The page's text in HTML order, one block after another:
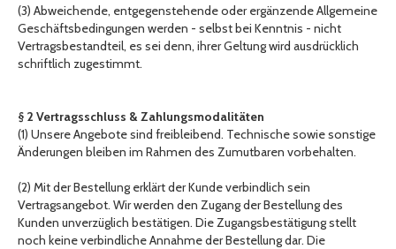
(3) Abweichende, entgegenstehende oder ergänzende Allgemeine
Geschäftsbedingungen werden - selbst bei Kenntnis - nicht
Vertragsbestandteil, es sei denn, ihrer Geltung wird ausdrücklich
schriftlich zugestimmt.
§ 2 Vertragsschluss & Zahlungsmodalitäten
(1) Unsere Angebote sind freibleibend. Technische sowie sonstige
Änderungen bleiben im Rahmen des Zumutbaren vorbehalten.
(2) Mit der Bestellung erklärt der Kunde verbindlich sein
Vertragsangebot. Wir werden den Zugang der Bestellung des
Kunden unverzüglich bestätigen. Die Zugangsbestätigung stellt
noch keine verbindliche Annahme der Bestellung dar. Die